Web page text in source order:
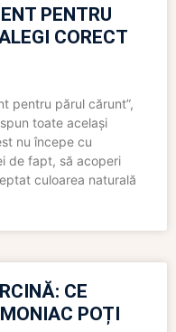
PENTRU
CORECT
pentru părul cărunt”,
toate același
nu începe cu
de fapt, să acoperi
culoarea naturală
CE
POȚI